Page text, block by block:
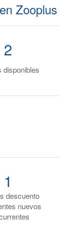
Zooplus
disponibles
2
descuento
nuevos
1